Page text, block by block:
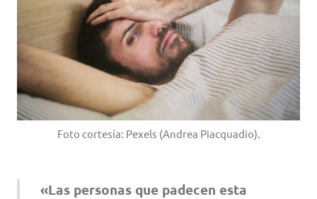
Foto cortesía: Pexels (Andrea Piacquadio).
«Las personas que padecen esta